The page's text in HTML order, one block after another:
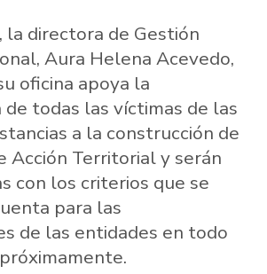
la directora de Gestión
Aura Helena Acevedo,
oficina apoya la
todas las víctimas de las
a la construcción de
Acción Territorial y serán
con los criterios que se
para las
de las entidades en todo